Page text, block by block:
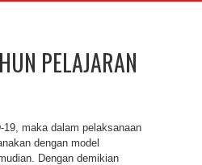
PELAJARAN
maka dalam pelaksanaan
dengan model
Dengan demikian